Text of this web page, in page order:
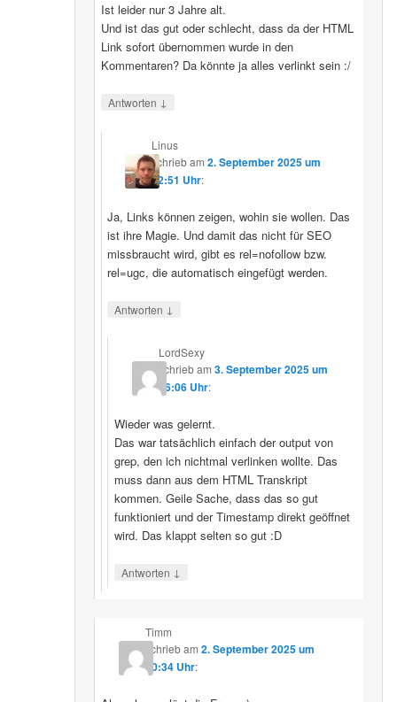
Ist leider nur 3 Jahre alt.
Und ist das gut oder schlecht, dass da der HTML
Link sofort übernommen wurde in den
Kommentaren? Da könnte ja alles verlinkt sein :/
Antworten ↓
Linus
schriebam2. September 2025 um
12:51 Uhr:
Ja, Links können zeigen, wohin sie wollen. Das
ist ihre Magie. Und damit das nicht für SEO
missbraucht wird, gibt es rel=nofollow bzw.
rel=ugc, die automatisch eingefügt werden.
Antworten ↓
LordSexy
schriebam 3. September 2025 um
16:06 Uhr:
Wieder was gelernt.
Das war tatsächlich einfach der output von
grep, den ich nichtmal verlinken wollte. Das
muss dann aus dem HTML Transkript
kommen. Geile Sache, dass das so gut
funktioniert und der Timestamp direkt geöffnet
wird. Das klappt selten so gut :D
Antworten ↓
Timm
schriebam 2. September 2025 um
10:34 Uhr: